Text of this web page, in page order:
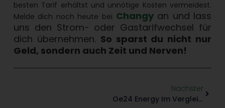
besten Tarif erhältst und unnötige Kosten vermeidest.
Melde dich noch heute bei Changyan und lass
uns den Strom- oder Gastarifwechsel für
dich übernehmen. So sparst du nicht nur
Geld, sondern auch Zeit und Nerven!
Nächster
Oe24 Energy Im Vergleich – Ist Oe24 Energy Wirklich Günstig?